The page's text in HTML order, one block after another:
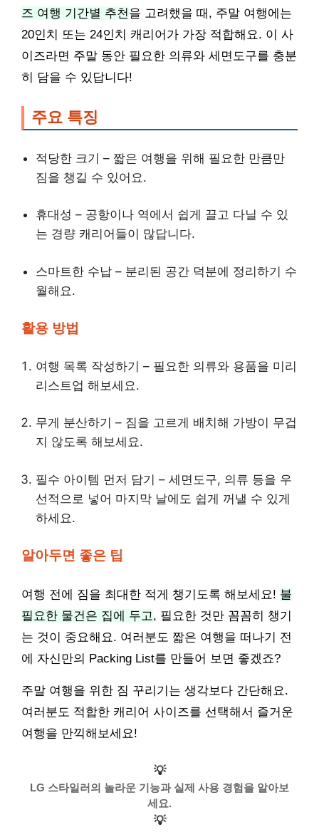
즈 여행 기간별 추천을 고려했을 때, 주말 여행에는
20인치 또는 24인치 캐리어가 가장 적합해요. 이 사
이즈라면 주말 동안 필요한 의류와 세면도구를 충분
히 담을 수 있답니다!
주요 특징
적당한 크기 – 짧은 여행을 위해 필요한 만큼만
짐을 챙길 수 있어요.
휴대성 – 공항이나 역에서 쉽게 끌고 다닐 수 있
는 경량 캐리어들이 많답니다.
스마트한 수납 – 분리된 공간 덕분에 정리하기 수
월해요.
활용 방법
여행 목록 작성하기 – 필요한 의류와 용품을 미리
리스트업 해보세요.
무게 분산하기 – 짐을 고르게 배치해 가방이 무겁
지 않도록 해보세요.
필수 아이템 먼저 담기 – 세면도구, 의류 등을 우
선적으로 넣어 마지막 날에도 쉽게 꺼낼 수 있게
하세요.
알아두면 좋은 팁
여행 전에 짐을 최대한 적게 챙기도록 해보세요! 불
필요한 물건은 집에 두고, 필요한 것만 꼼꼼히 챙기
는 것이 중요해요. 여러분도 짧은 여행을 떠나기 전
에 자신만의 Packing List를 만들어 보면 좋겠죠?
주말 여행을 위한 짐 꾸리기는 생각보다 간단해요.
여러분도 적합한 캐리어 사이즈를 선택해서 즐거운
여행을 만끽해보세요!
💡
LG 스타일러의 놀라운 기능과 실제 사용 경험을 알아보
세요.
💡